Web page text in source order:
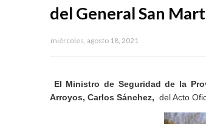
del General San
miércoles, agosto 18, 2021
El Ministro de Seguridad de la
Arroyos, Carlos Sánchez, del Acto